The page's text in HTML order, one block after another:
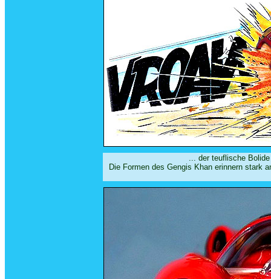
... der teuflische
Die Formen des Gengis Khan erinnern stark